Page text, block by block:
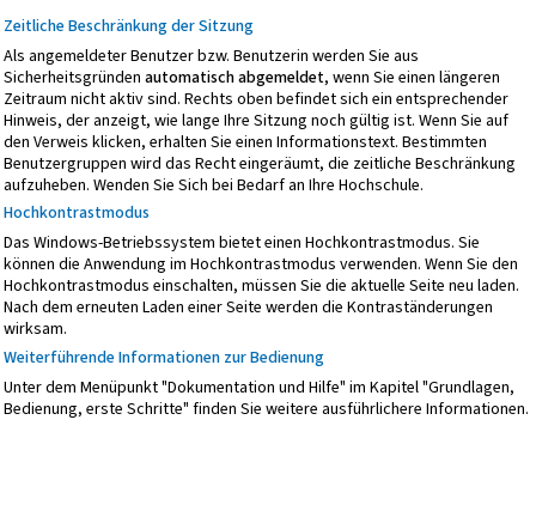
Zeitliche Beschränkung der Sitzung
Als angemeldeter Benutzer bzw. Benutzerin werden Sie aus
Sicherheitsgründen automatisch abgemeldet, wenn Sie einen längeren
Zeitraum nicht aktiv sind. Rechts oben befindet sich ein entsprechender
Hinweis, der anzeigt, wie lange Ihre Sitzung noch gültig ist. Wenn Sie auf
den Verweis klicken, erhalten Sie einen Informationstext. Bestimmten
Benutzergruppen wird das Recht eingeräumt, die zeitliche Beschränkung
aufzuheben. Wenden Sie Sich bei Bedarf an Ihre Hochschule.
Hochkontrastmodus
Das Windows-Betriebssystem bietet einen Hochkontrastmodus. Sie
können die Anwendung im Hochkontrastmodus verwenden. Wenn Sie den
Hochkontrastmodus einschalten, müssen Sie die aktuelle Seite neu laden.
Nach dem erneuten Laden einer Seite werden die Kontraständerungen
wirksam.
Weiterführende Informationen zur Bedienung
Unter dem Menüpunkt "Dokumentation und Hilfe" im Kapitel "Grundlagen,
Bedienung, erste Schritte" finden Sie weitere ausführlichere Informationen.